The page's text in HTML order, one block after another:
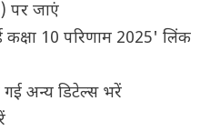
जाएं
कक्षा 10 परिणाम 2025' लिंक
अन्य डिटेल्स भरें